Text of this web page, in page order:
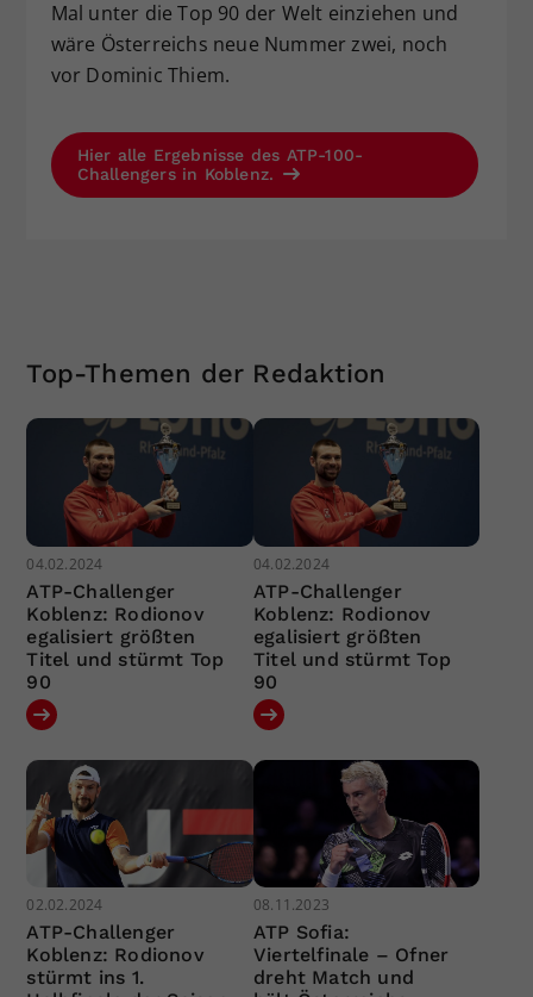
Mal unter die Top 90 der Welt einziehen und
wäre Österreichs neue Nummer zwei, noch
vor Dominic Thiem.
Hier alle Ergebnisse des ATP-100-
Challengers in Koblenz.
Top-Themen der Redaktion
04.02.2024
ATP-Challenger
Koblenz: Rodionov
egalisiert größten
Titel und stürmt Top
90
04.02.2024
ATP-Challenger
Koblenz: Rodionov
egalisiert größten
Titel und stürmt Top
90
02.02.2024
ATP-Challenger
Koblenz: Rodionov
stürmt ins 1.
08.11.2023
ATP Sofia:
Viertelfinale – Ofner
dreht Match und